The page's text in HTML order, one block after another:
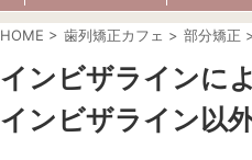
HOME > 歯列矯正カフェ > 部分矯正
インビザラインに
インビザライン以